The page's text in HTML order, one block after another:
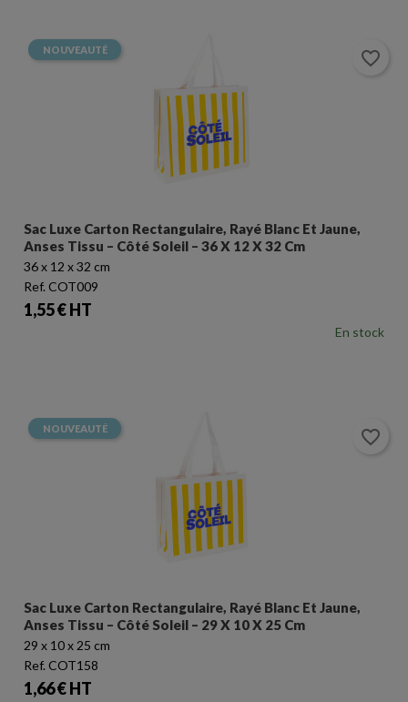
Sac Luxe Carton Rectangulaire, Rayé Blanc Et Jaune,
Anses Tissu – Côté Soleil – 36 X 12 X 32 Cm
36 x 12 x 32 cm
Ref. COT009
Prix
1,55 € HT
En stock
NOUVEAUTÉ favorite_border
Sac Luxe Carton Rectangulaire, Rayé Blanc Et Jaune,
Anses Tissu – Côté Soleil – 29 X 10 X 25 Cm
29 x 10 x 25 cm
Ref. COT158
Prix
1,66 € HT
NOUVEAUTÉ favorite_border